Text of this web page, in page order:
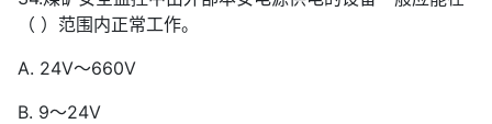
（ ）范围内正常工作。
A. 24V～660V
B. 9～24V